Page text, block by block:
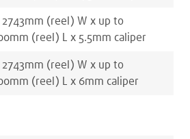
mm (reel) W x up to
mm (reel) L x 5.5mm caliper
mm (reel) W x up to
mm (reel) L x 6mm caliper